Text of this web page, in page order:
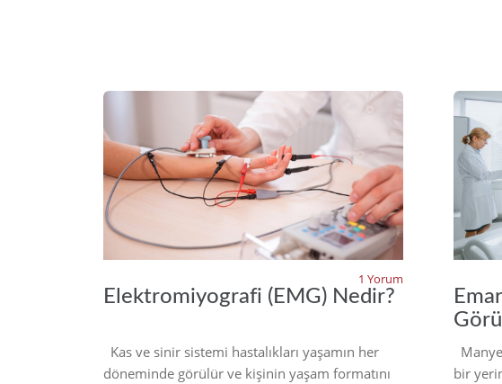
2022
1 Yorum
Elektromiyografi (EMG) Nedir?
Kas ve sinir sistemi hastalıkları yaşamın her
döneminde görülür ve kişinin yaşam formatını
bir